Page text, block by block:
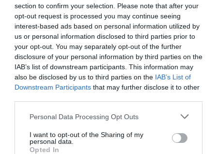
section to confirm your selection. Please note that after your
opt-out request is processed you may continue seeing
interest-based ads based on personal information utilized by
us or personal information disclosed to third parties prior to
your opt-out. You may separately opt-out of the further
disclosure of your personal information by third parties on the
IAB’s list of downstream participants. This information may
also be disclosed by us to third parties on the IAB’s List of
Downstream Participants that may further disclose it to other
Personal Data Processing Opt Outs
I want to opt-out of the Sharing of my
personal data.
Opted In
Spenatbröd eller spenatbaguette
Spenatbröd eller spenatbaguette är goda, nyttiga
och knapriga bröd smaksatta med färsk eller fryst...